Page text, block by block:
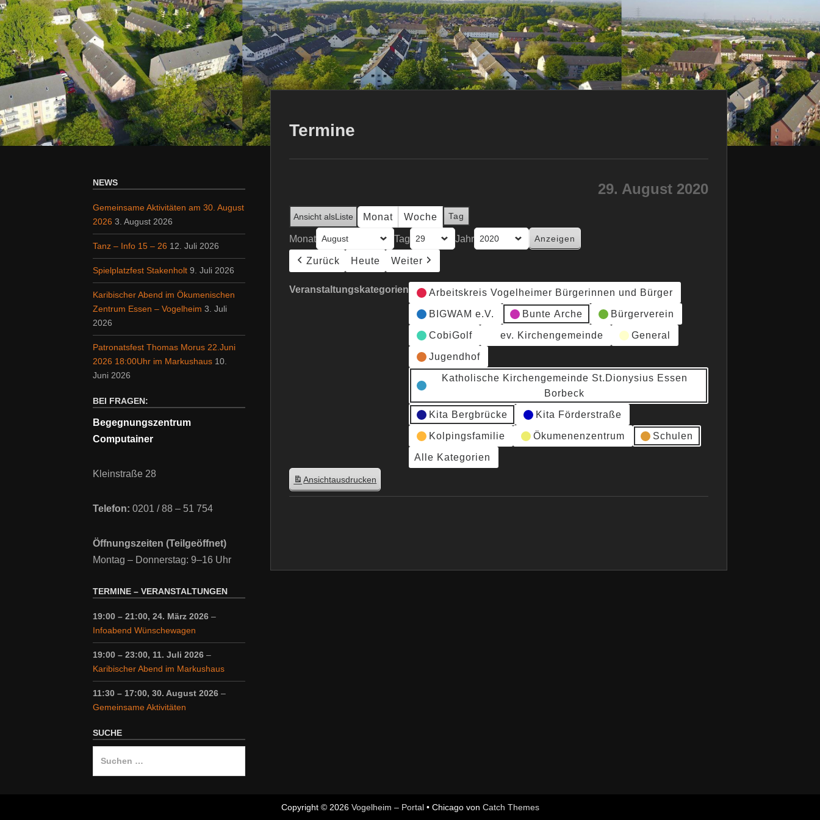
Termine
29. August 2020
Ansicht alsListe Monat Woche Tag
Monat Tag Jahr
Zurück Heute Weiter
Veranstaltungskategorien Arbeitskreis Vogelheimer Bürgerinnen und Bürger
BIGWAM e.V. Bunte Arche Bürgerverein
CobiGolf ev. Kirchengemeinde General
Jugendhof
Katholische Kirchengemeinde St.Dionysius Essen
Borbeck
Kita Bergbrücke Kita Förderstraße
Kolpingsfamilie Ökumenenzentrum Schulen
Alle Kategorien
Ansichtausdrucken
NEWS
Gemeinsame Aktivitäten am 30. August
2026 3. August 2026
Tanz – Info 15 – 26 12. Juli 2026
Spielplatzfest Stakenholt 9. Juli 2026
Karibischer Abend im Ökumenischen
Zentrum Essen – Vogelheim 3. Juli
2026
Patronatsfest Thomas Morus 22.Juni
2026 18:00Uhr im Markushaus 10.
Juni 2026
BEI FRAGEN:
Begegnungszentrum
Computainer
Kleinstraße 28
Telefon: 0201 / 88 – 51 754
Öffnungszeiten (Teilgeöffnet)
Montag – Donnerstag: 9–16 Uhr
TERMINE – VERANSTALTUNGEN
19:00 – 21:00, 24. März 2026 –
Infoabend Wünschewagen
19:00 – 23:00, 11. Juli 2026 –
Karibischer Abend im Markushaus
11:30 – 17:00, 30. August 2026 –
Gemeinsame Aktivitäten
SUCHE
Copyright © 2026 Vogelheim – Portal• Chicago von Catch Themes